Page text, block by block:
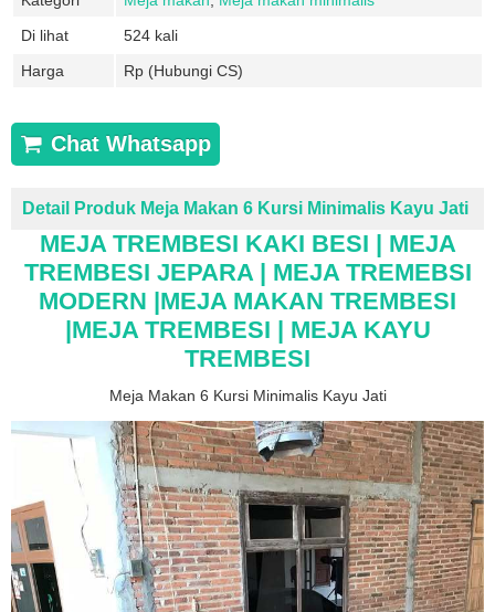
Di lihat
524 kali
Harga
Rp (Hubungi CS)
Chat Whatsapp
Detail Produk Meja Makan 6 Kursi Minimalis Kayu Jati
MEJA TREMBESI KAKI BESI | MEJA
TREMBESI JEPARA | MEJA TREMEBSI
MODERN | MEJA MAKAN TREMBESI
|MEJA TREMBESI | MEJA KAYU
TREMBESI
Meja Makan 6 Kursi Minimalis Kayu Jati